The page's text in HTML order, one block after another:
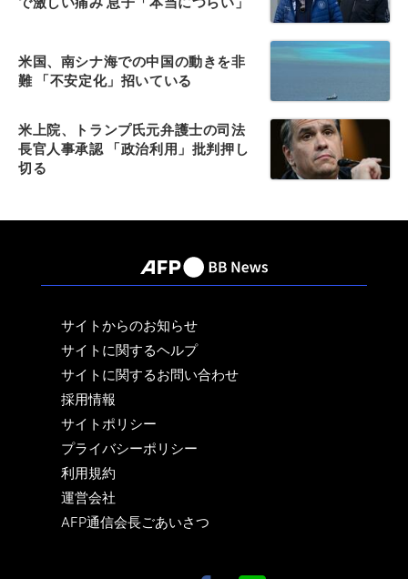
米国、南シナ海での中国の動きを非
難 「不安定化」招いている
米上院、トランプ氏元弁護士の司法
長官人事承認 「政治利用」批判押し
切る
サイトからのお知らせ
サイトに関するヘルプ
サイトに関するお問い合わせ
採用情報
サイトポリシー
プライバシーポリシー
利用規約
運営会社
AFP通信会長ごあいさつ